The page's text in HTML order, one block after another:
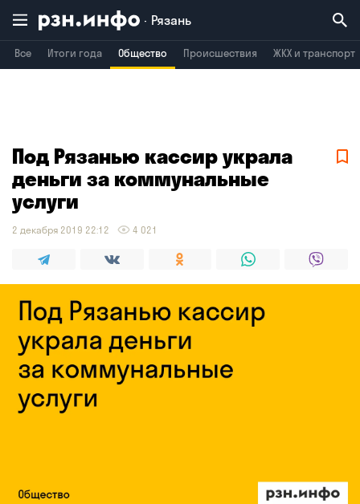
Рязань
Все Итоги года Общество Происшествия ЖКХ и транспорт
Воронеж Брянск
Под Рязанью кассир украла
деньги за коммунальные
услуги
2 декабря 2019 22:12 4 021